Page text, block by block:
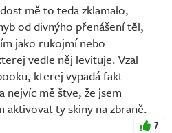
mě to teda zklamalo,
od divnýho přenášení těl,
jako rukojmí nebo
vedle něj levituje. Vzal
kterej vypadá fakt
nejvíc mě štve, že jsem
aktivovat ty skiny na zbraně.
7